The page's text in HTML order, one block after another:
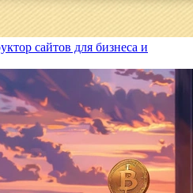
сайтов для бизнеса и